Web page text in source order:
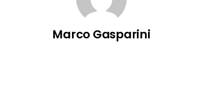
Marco Gasparini